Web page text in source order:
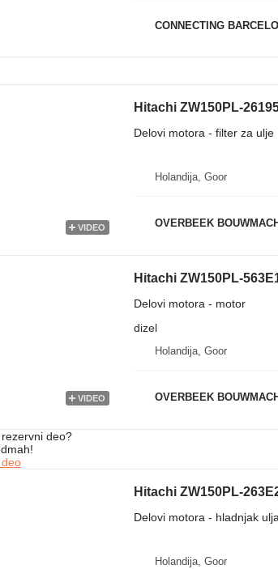
CONNECTING
VIDEO
Hitachi ZW150PL-
Delovi motora - filter za ulje
Holandija, Goor
OVERBEEK
VIDEO
Hitachi ZW150PL-
Delovi motora - motor
dizel
Holandija, Goor
OVERBEEK
dеo?
Delovi motora - hladnjak ulja
Holandija, Goor